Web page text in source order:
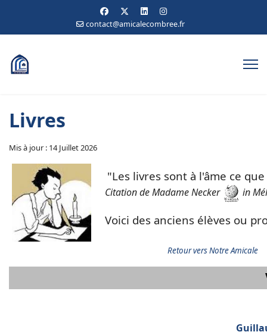
contact@amicalecombree.fr
Livres
Mis à jour : 14 Juillet 2026
Les livres sont à l'âme ce
Citation de Madame Necker in
Voici des anciens élèves ou
Retour vers Notre Amicale